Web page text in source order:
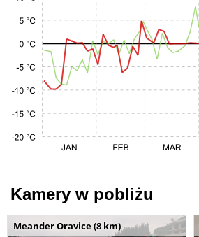
Kamery w pobliżu
Meander Oravice (8 km)